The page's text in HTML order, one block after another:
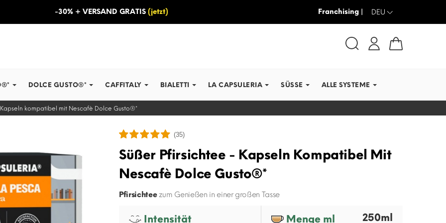
-30% + VERSAND GRATIS (jetzt) -30% + VERSAND GRATIS
Franchising | DEU
DOLCE GUSTO®* CAFFITALY BIALETTI LA CAPSULERIA SÜSSE ALLE SYSTEME
kompatibel mit Nescafè Dolce Gusto®*
(35)
Süßer Pfirsichtee - Kapseln Kompatibel Mit
Nescafè Dolce Gusto®*
Pfirsichteezum Genießen in einer großen Tasse
Intensität Menge ml 250ml